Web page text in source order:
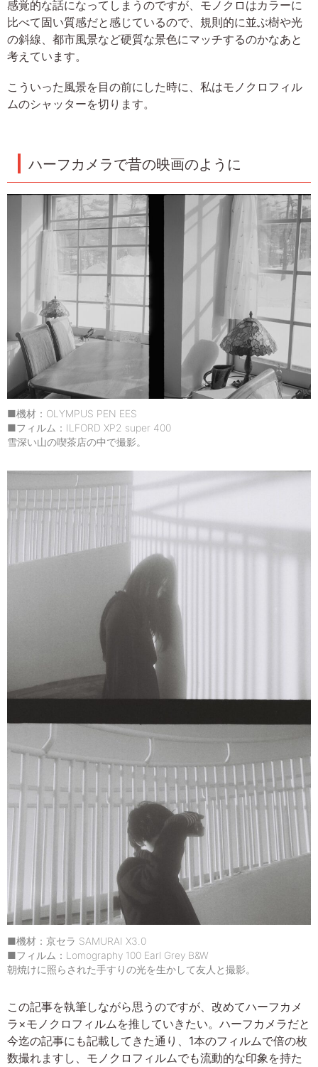
感覚的な話になってしまうのですが、モノクロはカラーに
比べて固い質感だと感じているので、規則的に並ぶ樹や光
の斜線、都市風景など硬質な景色にマッチするのかなあと
考えています。
こういった風景を目の前にした時に、私はモノクロフィル
ムのシャッターを切ります。
ハーフカメラで昔の映画のように
■機材：OLYMPUS PEN EES
■フィルム：ILFORD XP2 super 400
雪深い山の喫茶店の中で撮影。
■機材：京セラ SAMURAI X3.0
■フィルム：Lomography 100 Earl Grey B&W
朝焼けに照らされた手すりの光を生かして友人と撮影。
この記事を執筆しながら思うのですが、改めてハーフカメ
ラ×モノクロフィルムを推していきたい。ハーフカメラだと
今迄の記事にも記載してきた通り、1本のフィルムで倍の枚
数撮れますし、モノクロフィルムでも流動的な印象を持た